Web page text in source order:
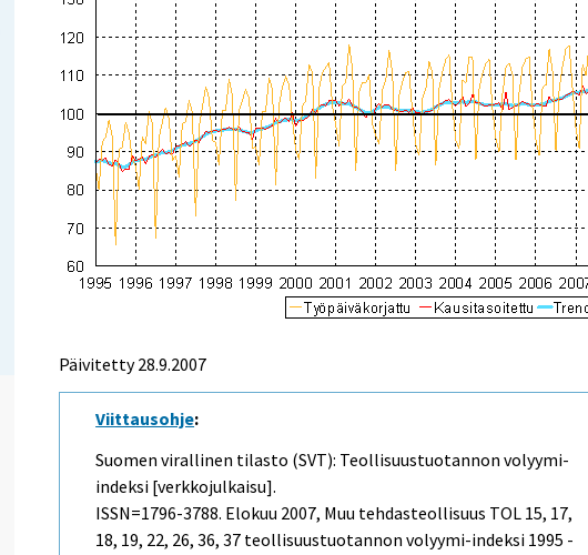
Päivitetty28.9.2007
Viittausohje:
Suomen virallinen tilasto (SVT): Teollisuustuotannon volyymi-
indeksi [verkkojulkaisu].
ISSN=1796-3788. Elokuu 2007, Muu tehdasteollisuus TOL 15, 17,
18, 19, 22, 26, 36, 37 teollisuustuotannon volyymi-indeksi 1995 -